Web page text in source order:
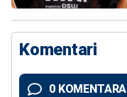
Komentari
0 KOMENTARA